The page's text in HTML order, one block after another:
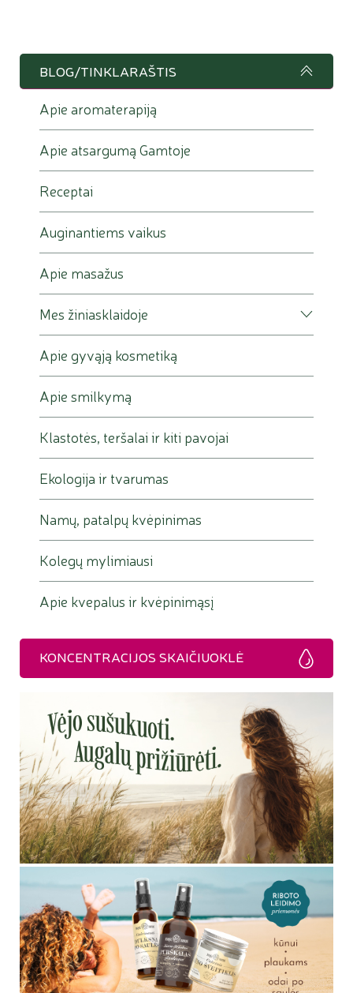
BLOG/TINKLARAŠTIS
Apie aromaterapiją
Apie atsargumą Gamtoje
Receptai
Auginantiems vaikus
Apie masažus
Mes žiniasklaidoje
Apie gyvąją kosmetiką
Apie smilkymą
Klastotės, teršalai ir kiti pavojai
Ekologija ir tvarumas
Namų, patalpų kvėpinimas
Kolegų mylimiausi
Apie kvepalus ir kvėpinimąsį
KONCENTRACIJOS SKAIČIUOKLĖ